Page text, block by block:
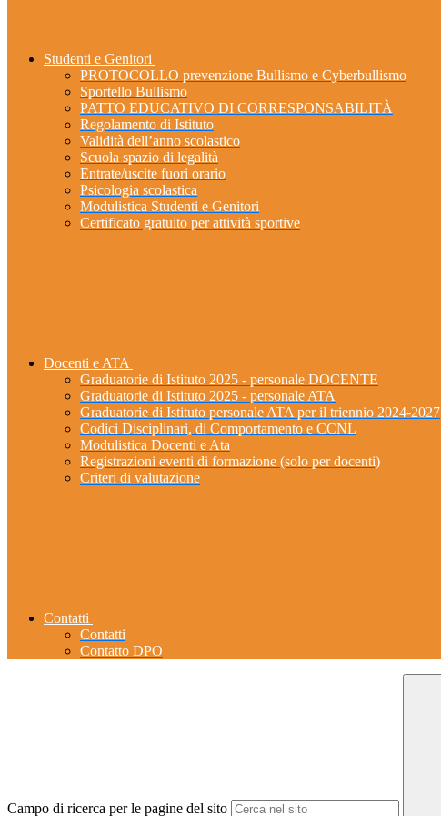
Studenti e Genitori
PROTOCOLLO prevenzione Bullismo e Cyberbullismo
Sportello Bullismo
PATTO EDUCATIVO DI CORRESPONSABILITÀ
Regolamento di Istituto
Validità dell’anno scolastico
Scuola spazio di legalità
Entrate/uscite fuori orario
Psicologia scolastica
Modulistica Studenti e Genitori
Certificato gratuito per attività sportive
Docenti e ATA
Graduatorie di Istituto 2025 - personale DOCENTE
Graduatorie di Istituto 2025 - personale ATA
Graduatorie di Istituto personale ATA per il triennio 2024-2027
Codici Disciplinari, di Comportamento e CCNL
Modulistica Docenti e Ata
Registrazioni eventi di formazione (solo per docenti)
Criteri di valutazione
Contatti
Contatti
Contatto DPO
Campo di ricerca per le pagine del sito